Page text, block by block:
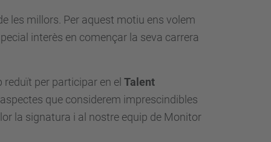
les millors. Per aquest motiu ens volem
interès en començar la seva carrera
reduït per participar en el Talent
que considerem imprescindibles
la signatura i al nostre equip de Monitor